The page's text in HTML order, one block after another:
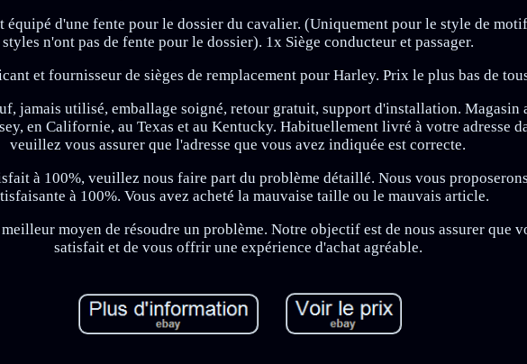
équipé d'une fente pour le dossier du cavalier. (Uniquement pour le style de
styles n'ont pas de fente pour le dossier). 1x Siège conducteur et passager.
et fournisseur de sièges de remplacement pour Harley. Prix le plus bas de
jamais utilisé, emballage soigné, retour gratuit, support d'installation. Magasin
en Californie, au Texas et au Kentucky. Habituellement livré à votre adresse
veuillez vous assurer que l'adresse que vous avez indiquée est correcte.
à 100%, veuillez nous faire part du problème détaillé. Nous vous
à 100%. Vous avez acheté la mauvaise taille ou le mauvais article.
moyen de résoudre un problème. Notre objectif est de nous assurer que
satisfait et de vous offrir une expérience d'achat agréable.